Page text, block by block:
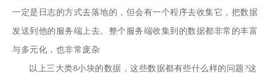
一定是日志的方式去落地的，但会有一个程序去收集它，把数据
发送到他的服务端上去。整个服务端收集到的数据都非常的丰富
与多元化，也非常庞杂
以上三大类8小块的数据，这些数据都有些什么样的问题?这